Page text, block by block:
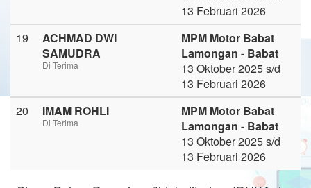
13 Februari 2026
19
ACHMAD DWI
SAMUDRA
Di Terima
MPM Motor Babat
Lamongan - Babat
13 Oktober 2025 s/d
13 Februari 2026
20
IMAM ROHLI
Di Terima
MPM Motor Babat
Lamongan - Babat
13 Oktober 2025 s/d
13 Februari 2026